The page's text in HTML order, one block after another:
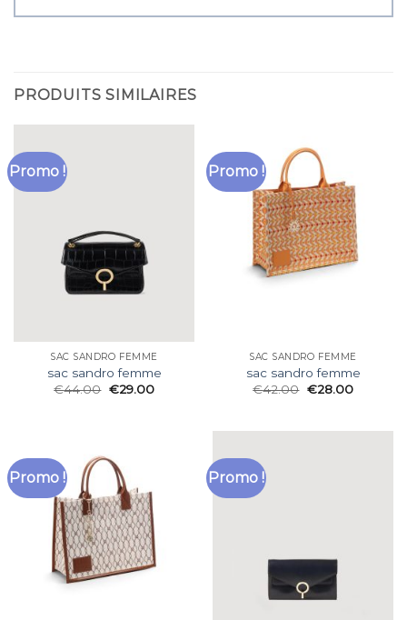
PRODUITS SIMILAIRES
Promo !
SAC SANDRO FEMME
sac sandro femme
€44.00 €29.00
Promo !
SAC SANDRO FEMME
sac sandro femme
€42.00 €28.00
Promo ! Promo !